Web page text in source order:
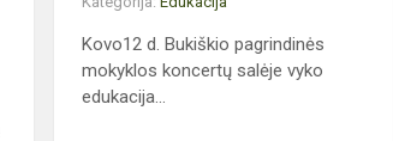
Kovo12 d. Bukiškio pagrindinės
mokyklos koncertų salėje vyko
edukacija...